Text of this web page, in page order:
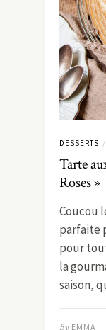
DESSERTS /
Tarte
Roses »
Coucou
parfaite
pour
la
saison,
By EMMA